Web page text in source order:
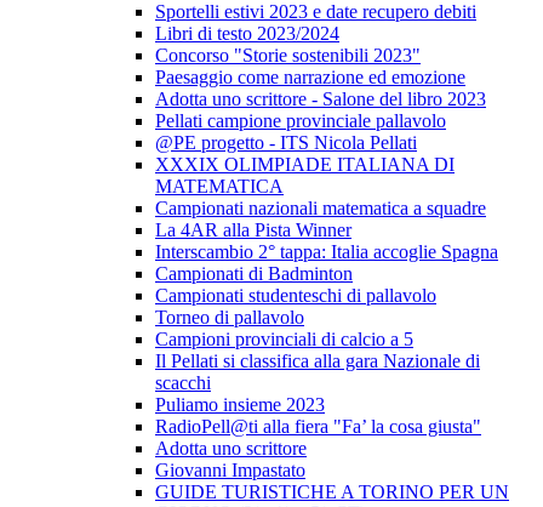
Sportelli estivi 2023 e date recupero debiti
Libri di testo 2023/2024
Concorso "Storie sostenibili 2023"
Paesaggio come narrazione ed emozione
Adotta uno scrittore - Salone del libro 2023
Pellati campione provinciale pallavolo
@PE progetto - ITS Nicola Pellati
XXXIX OLIMPIADE ITALIANA DI
MATEMATICA
Campionati nazionali matematica a squadre
La 4AR alla Pista Winner
Interscambio 2° tappa: Italia accoglie Spagna
Campionati di Badminton
Campionati studenteschi di pallavolo
Torneo di pallavolo
Campioni provinciali di calcio a 5
Il Pellati si classifica alla gara Nazionale di
scacchi
Puliamo insieme 2023
RadioPell@ti alla fiera "Fa’ la cosa giusta"
Adotta uno scrittore
Giovanni Impastato
GUIDE TURISTICHE A TORINO PER UN